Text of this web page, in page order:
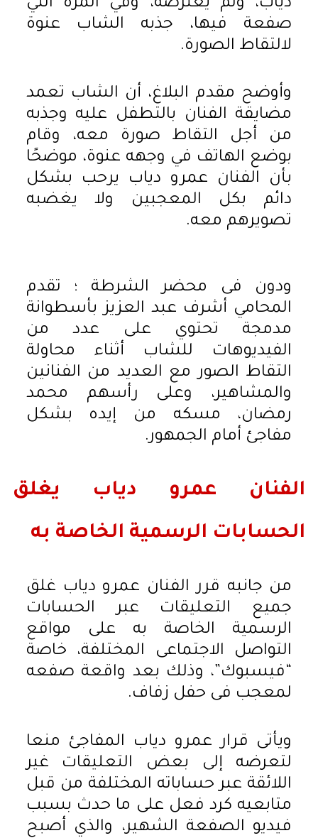
دياب، ولم يعترضه، وفي المرة التي
صفعة فيها، جذبه الشاب عنوة
لالتقاط الصورة.
وأوضح مقدم البلاغ، أن الشاب تعمد
مضايقة الفنان بالتطفل عليه وجذبه
من أجل التقاط صورة معه، وقام
بوضع الهاتف في وجهه عنوة، موضحًا
بأن الفنان عمرو دياب يرحب بشكل
دائم بكل المعجبين ولا يغضبه
تصويرهم معه.
ودون فى محضر الشرطة ؛ تقدم
المحامي أشرف عبد العزيز بأسطوانة
مدمجة تحتوي على عدد من
الفيديوهات للشاب أثناء محاولة
التقاط الصور مع العديد من الفنانين
والمشاهير، وعلى رأسهم محمد
رمضان، مسكه من إيده بشكل
مفاجئ أمام الجمهور.
الفنان عمرو دياب يغلق
الحسابات الرسمية الخاصة به
من جانبه قرر الفنان عمرو دياب غلق
جميع التعليقات عبر الحسابات
الرسمية الخاصة به على مواقع
التواصل الاجتماعى المختلفة، خاصة
“فيسبوك”، وذلك بعد واقعة صفعه
لمعجب فى حفل زفاف.
ويأتى قرار عمرو دياب المفاجئ منعا
لتعرضه إلى بعض التعليقات غير
اللائقة عبر حساباته المختلفة من قبل
متابعيه كرد فعل على ما حدث بسبب
فيديو الصفعة الشهير، والذي أصبح